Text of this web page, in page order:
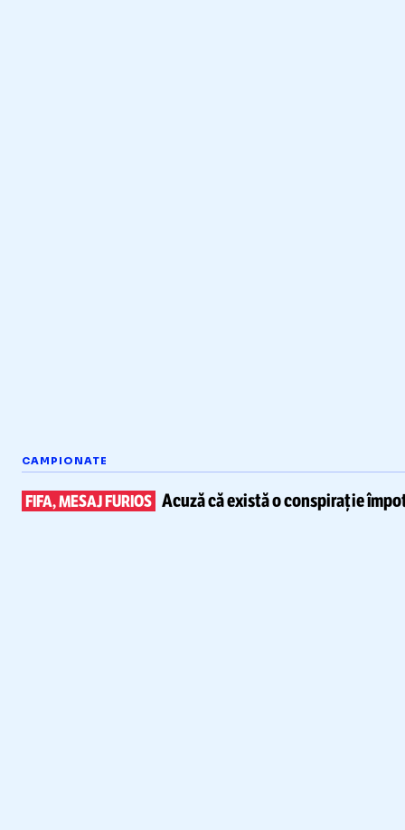
CAMPIONATE
FIFA, MESAJ FURIOS Acuză că existăo conspirație